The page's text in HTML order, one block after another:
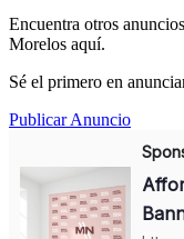
Encuentra otros
Morelos aquí.
Sé el primero en
Publicar Anuncio